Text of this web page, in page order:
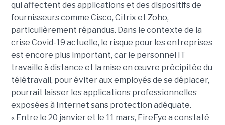
qui affectent des applications et des dispositifs de
fournisseurs comme Cisco, Citrix et Zoho,
particulièrement répandus. Dans le contexte de la
crise Covid-19 actuelle, le risque pour les entreprises
est encore plus important, car le personnel IT
travaille à distance et la mise en œuvre précipitée du
télétravail, pour éviter aux employés de se déplacer,
pourrait laisser les applications professionnelles
exposées à Internet sans protection adéquate.
« Entre le 20 janvier et le 11 mars, FireEye a constaté